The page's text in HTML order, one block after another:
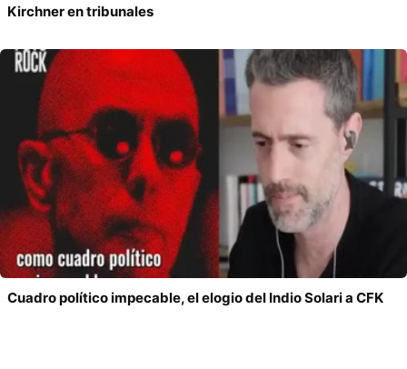
Kirchner en tribunales
Cuadro político impecable, el elogio del Indio Solari a CFK